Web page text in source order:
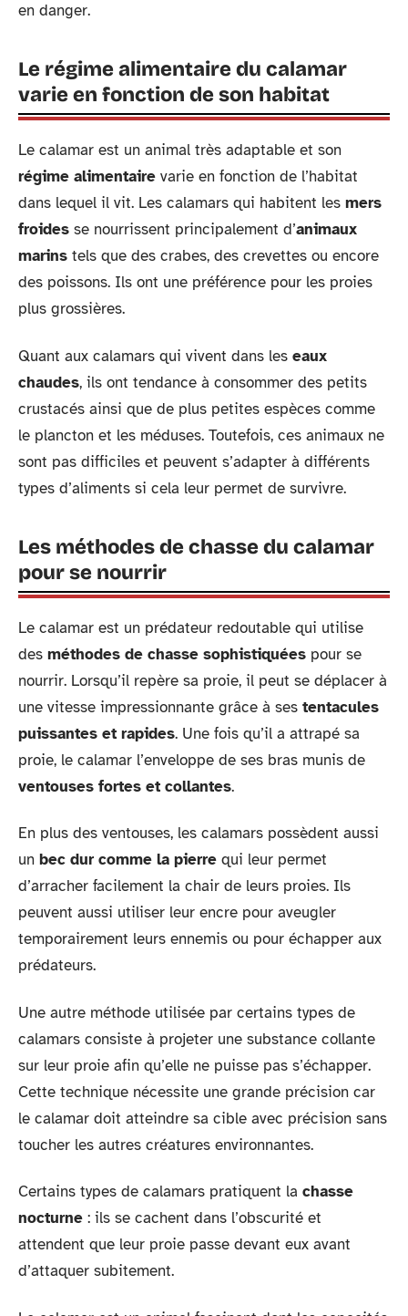
en danger.
Le régime alimentaire du calamar
varie en fonction de son habitat
Le calamar est un animal très adaptable et son
régime alimentaire varie en fonction de l’habitat
dans lequel il vit. Les calamars qui habitent les mers
froides se nourrissent principalement d’animaux
marins tels que des crabes, des crevettes ou encore
des poissons. Ils ont une préférence pour les proies
plus grossières.
Quant aux calamars qui vivent dans les eaux
chaudes, ils ont tendance à consommer des petits
crustacés ainsi que de plus petites espèces comme
le plancton et les méduses. Toutefois, ces animaux ne
sont pas difficiles et peuvent s’adapter à différents
types d’aliments si cela leur permet de survivre.
Les méthodes de chasse du calamar
pour se nourrir
Le calamar est un prédateur redoutable qui utilise
des méthodes de chasse sophistiquées pour se
nourrir. Lorsqu’il repère sa proie, il peut se déplacer à
une vitesse impressionnante grâce à ses tentacules
puissantes et rapides. Une fois qu’il a attrapé sa
proie, le calamar l’enveloppe de ses bras munis de
ventouses fortes et collantes.
En plus des ventouses, les calamars possèdent aussi
un bec dur comme la pierre qui leur permet
d’arracher facilement la chair de leurs proies. Ils
peuvent aussi utiliser leur encre pour aveugler
temporairement leurs ennemis ou pour échapper aux
prédateurs.
Une autre méthode utilisée par certains types de
calamars consiste à projeter une substance collante
sur leur proie afin qu’elle ne puisse pas s’échapper.
Cette technique nécessite une grande précision car
le calamar doit atteindre sa cible avec précision sans
toucher les autres créatures environnantes.
Certains types de calamars pratiquent la chasse
nocturne : ils se cachent dans l’obscurité et
attendent que leur proie passe devant eux avant
d’attaquer subitement.